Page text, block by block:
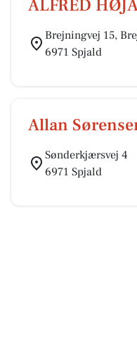
ALFRED
Brejningvej 15,
6971 Spjald
Allan
Sønderkjærsvej 4
6971 Spjald